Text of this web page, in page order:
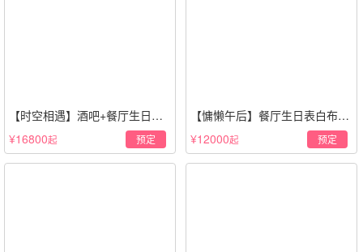
【时空相遇】酒吧+餐厅生日惊
喜策划·高级感蓝色系
¥16800起 预定
【慵懒午后】餐厅生日表白布置
场景·轻奢白色系
¥12000起 预定